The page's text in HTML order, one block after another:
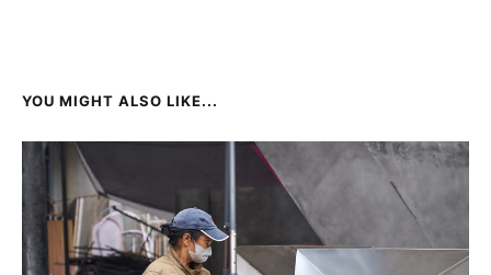
YOU MIGHT ALSO LIKE...